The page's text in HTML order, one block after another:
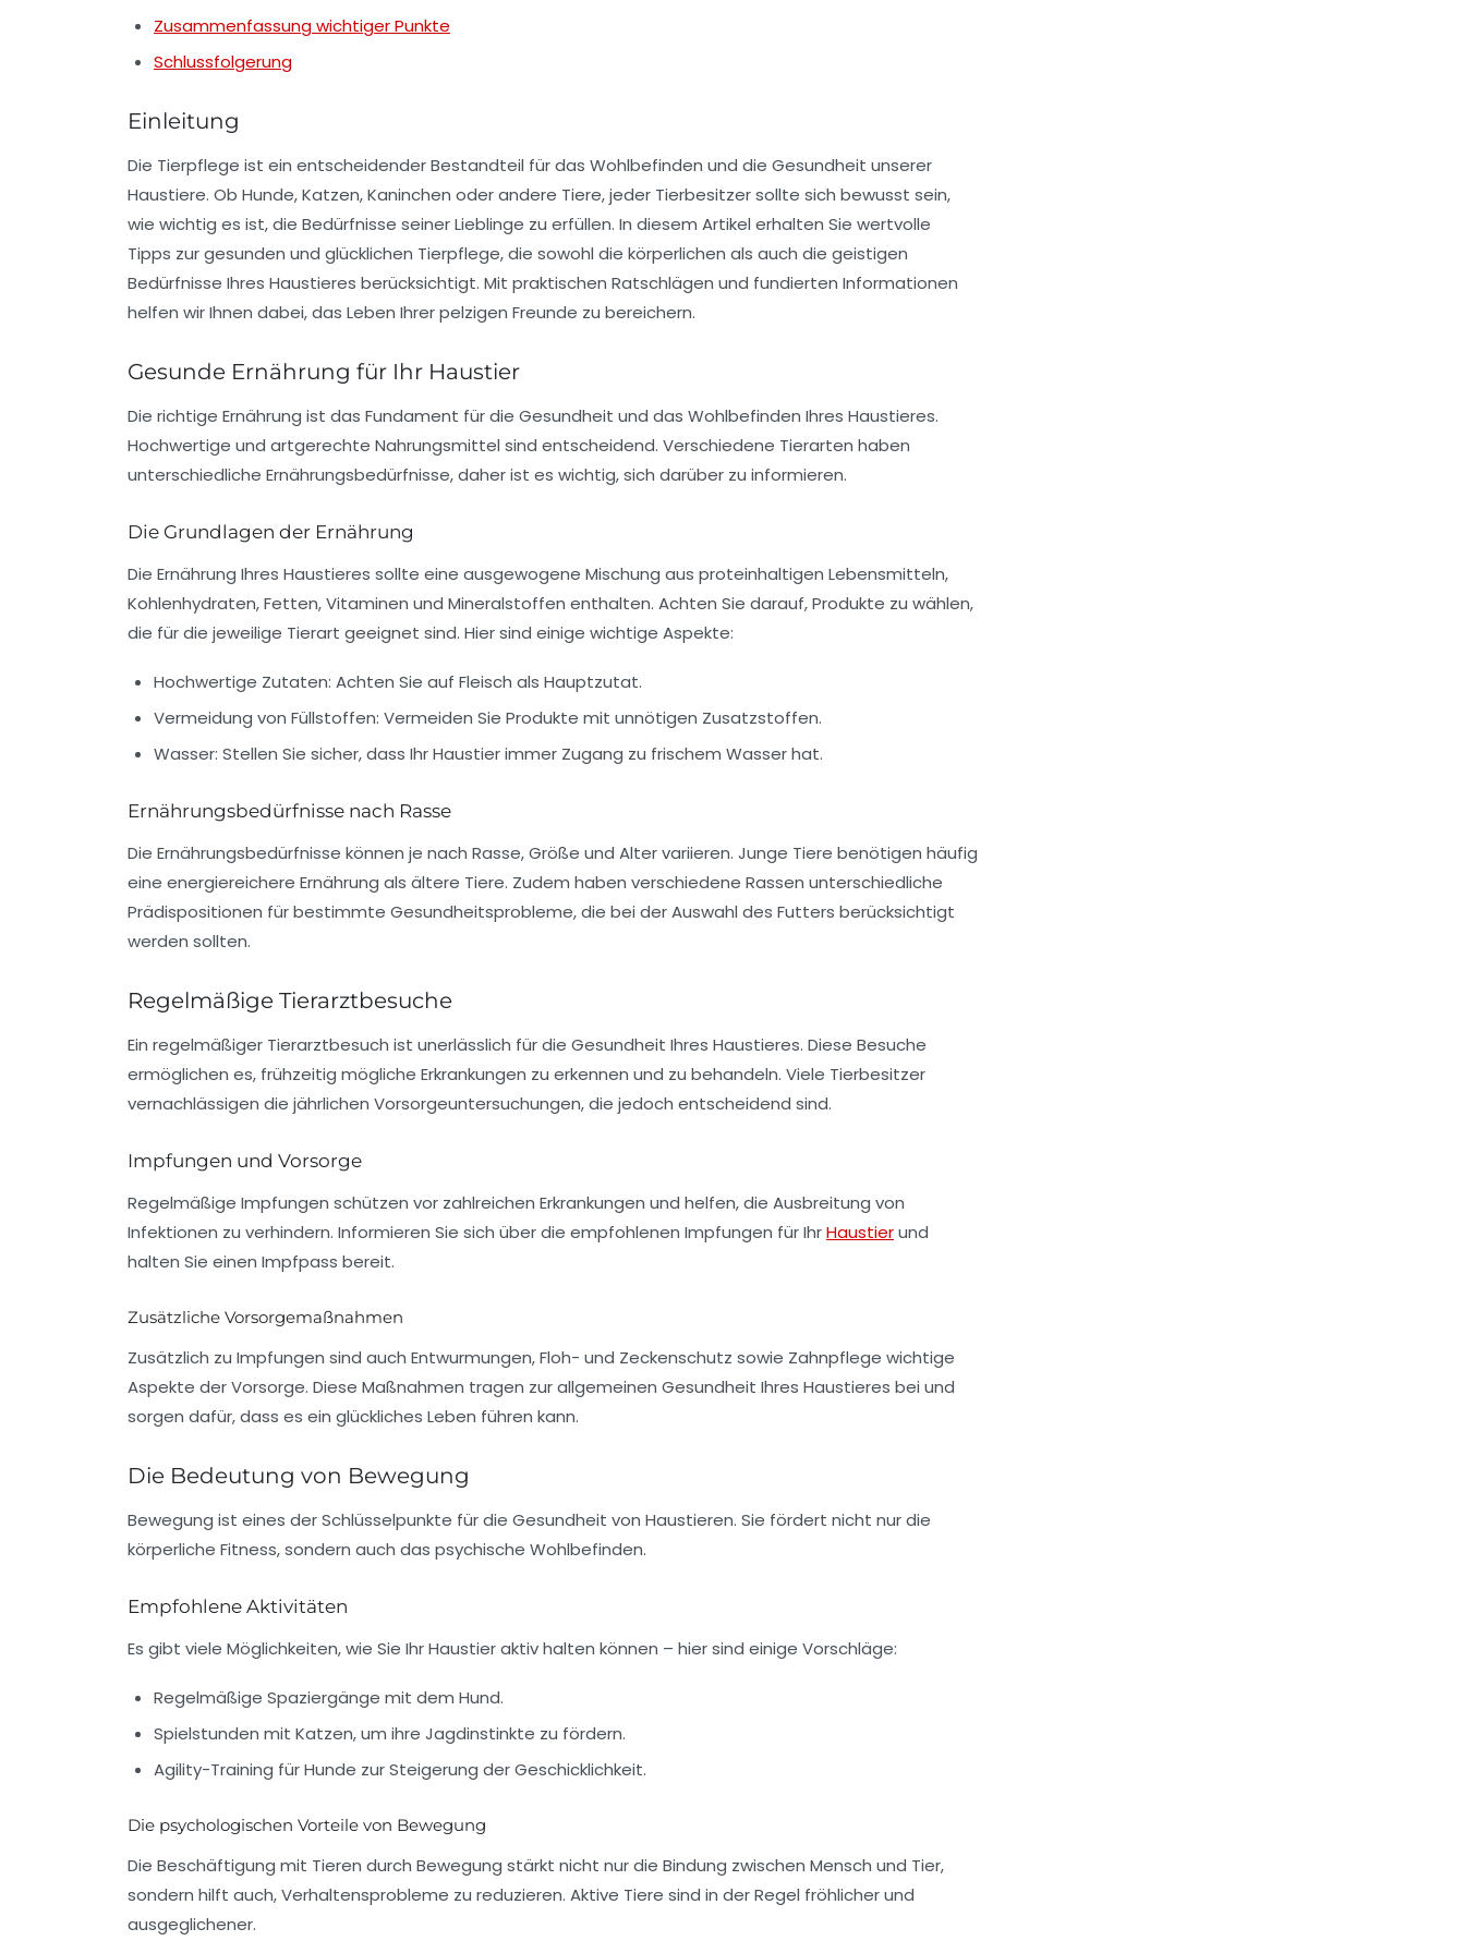
Zusammenfassung wichtiger Punkte
Schlussfolgerung
Einleitung
Die Tierpflege ist ein entscheidender Bestandteil für das Wohlbefinden und die Gesundheit unserer
Haustiere. Ob Hunde, Katzen, Kaninchen oder andere Tiere, jeder Tierbesitzer sollte sich bewusst sein,
wie wichtig es ist, die Bedürfnisse seiner Lieblinge zu erfüllen. In diesem Artikel erhalten Sie wertvolle
Tipps zurgesunden und glücklichen Tierpflege, die sowohl die körperlichen als auch die geistigen
Bedürfnisse Ihres Haustieres berücksichtigt. Mit praktischen Ratschlägen und fundierten Informationen
helfen wir Ihnen dabei, das Leben Ihrer pelzigen Freunde zu bereichern.
Gesunde Ernährung für Ihr Haustier
Die richtige Ernährung ist das Fundament für die Gesundheit und das Wohlbefinden Ihres Haustieres.
Hochwertige und artgerechte Nahrungsmittel sind entscheidend. Verschiedene Tierarten haben
unterschiedliche Ernährungsbedürfnisse, daher ist es wichtig, sich darüber zu informieren.
Die Grundlagen der Ernährung
Die Ernährung Ihres Haustieres sollte eine ausgewogene Mischung aus proteinhaltigen Lebensmitteln,
Kohlenhydraten, Fetten, Vitaminen und Mineralstoffen enthalten. Achten Sie darauf, Produkte zu wählen,
die für die jeweilige Tierart geeignet sind. Hier sind einige wichtige Aspekte:
Hochwertige Zutaten: Achten Sie auf Fleisch als Hauptzutat.
Vermeidung von Füllstoffen: Vermeiden Sie Produkte mit unnötigen Zusatzstoffen.
Wasser: Stellen Sie sicher, dass Ihr Haustier immer Zugang zu frischem Wasser hat.
Ernährungsbedürfnisse nach Rasse
Die Ernährungsbedürfnisse können je nach Rasse, Größe und Alter variieren. Junge Tiere benötigen häufig
eine energiereichere Ernährung als ältere Tiere. Zudem haben verschiedene Rassen unterschiedliche
Prädispositionen für bestimmte Gesundheitsprobleme, die bei der Auswahl des Futters berücksichtigt
werden sollten.
Regelmäßige Tierarztbesuche
Ein regelmäßiger Tierarztbesuch ist unerlässlich für die Gesundheit Ihres Haustieres. Diese Besuche
ermöglichen es, frühzeitig mögliche Erkrankungen zu erkennen und zu behandeln. Viele Tierbesitzer
vernachlässigen die jährlichen Vorsorgeuntersuchungen, die jedoch entscheidend sind.
Impfungen und Vorsorge
Regelmäßige Impfungen schützen vor zahlreichen Erkrankungen und helfen, die Ausbreitung von
Infektionen zu verhindern. Informieren Sie sich über die empfohlenen Impfungen für IhrHaustierund
halten Sie einen Impfpass bereit.
Zusätzliche Vorsorgemaßnahmen
Zusätzlich zu Impfungen sind auch Entwurmungen,Floh- und Zeckenschutz sowie Zahnpflege wichtige
Aspekte der Vorsorge. Diese Maßnahmen tragen zur allgemeinen Gesundheit Ihres Haustieres bei und
sorgen dafür, dass es ein glückliches Leben führen kann.
Die Bedeutung von Bewegung
Bewegung ist eines der Schlüsselpunkte für die Gesundheit von Haustieren. Sie fördert nicht nur die
körperliche Fitness, sondern auch das psychische Wohlbefinden.
Empfohlene Aktivitäten
Es gibt viele Möglichkeiten, wie Sie Ihr Haustier aktiv halten können – hier sind einige Vorschläge:
Regelmäßige Spaziergänge mit dem Hund.
Spielstunden mit Katzen, um ihre Jagdinstinkte zu fördern.
Agility-Training für Hunde zur Steigerung der Geschicklichkeit.
Die psychologischen Vorteile von Bewegung
Die Beschäftigung mit Tieren durch Bewegung stärkt nicht nur die Bindung zwischen Mensch und Tier,
sondern hilft auch, Verhaltensprobleme zu reduzieren. Aktive Tiere sind in der Regel fröhlicher und
ausgeglichener.